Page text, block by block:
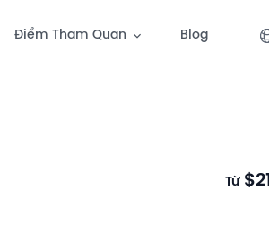
Điểm Tham Quan Blog
Từ$21